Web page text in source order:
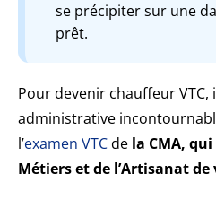
se précipiter sur une
prêt.
Pour devenir chauffeur VTC,
administrative
l’examen VTCde la CMA,
Métiers et de l’Artisanat